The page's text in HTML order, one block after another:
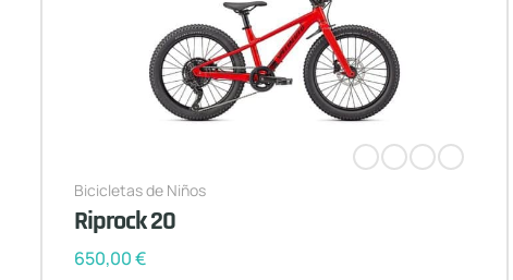
Bicicletas de Niños
Riprock 20
650,00€